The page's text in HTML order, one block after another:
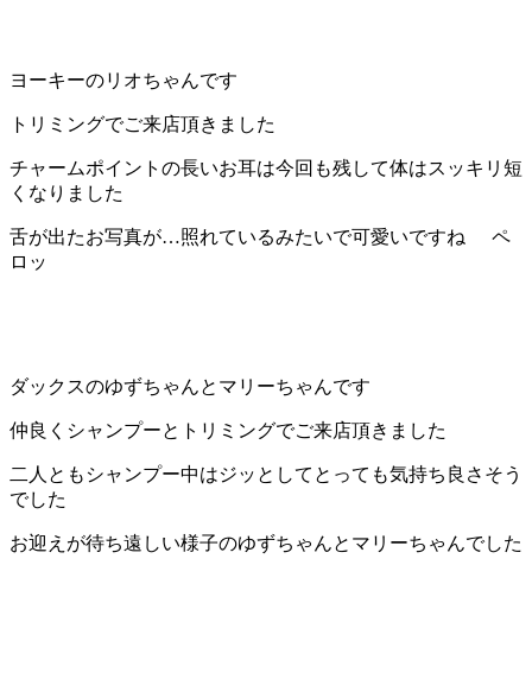
津
店）
｜
ペ
ッ
サ
ロ
ン・
ペ
ヨーキーのリオちゃんです
トリミングでご来店頂きました
チャームポイントの長いお耳は今回も残して体はスッキリ短
くなりました
舌が出たお写真が…照れているみたいで可愛いですね
ペ
ロッ
ダックスのゆずちゃんとマリーちゃんです
仲良くシャンプーとトリミングでご来店頂きました
二人ともシャンプー中はジッとしてとっても気持ち良さそう
でした
お迎えが待ち遠しい様子のゆずちゃんとマリーちゃんでした